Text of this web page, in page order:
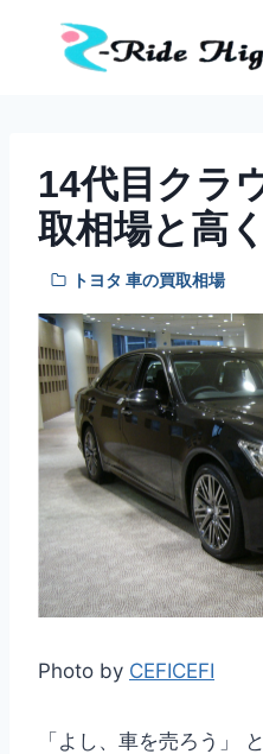
14代目クラ
取相場と高
トヨタ 車の買取相場
Photo by CEFICEFI
「よし、車を売ろう」